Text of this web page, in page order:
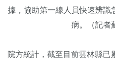
據，協助第一線人員快速辨識
病。（記者
院方統計，截至目前雲林縣已